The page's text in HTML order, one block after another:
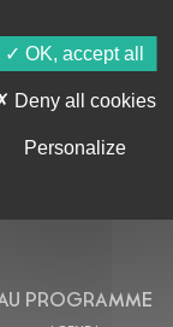
À LA
PROGRAMME
OK, accept all
Deny all cookies
Personalize